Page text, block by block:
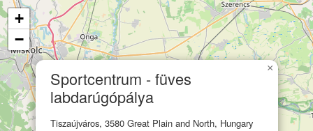
Sportcentrum - füves
labdarúgópálya
Tiszaújváros, 3580 Great Plain and North, Hungary
×
+
−